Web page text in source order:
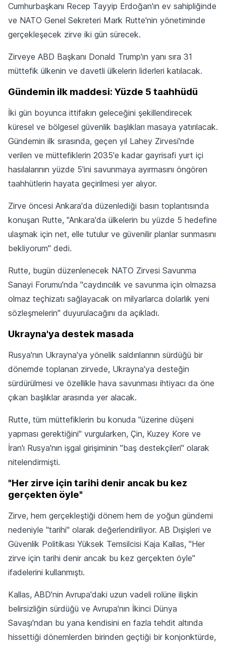
Cumhurbaşkanı Recep Tayyip Erdoğan'ın ev sahipliğinde
ve NATO Genel Sekreteri Mark Rutte'nin yönetiminde
gerçekleşecek zirve iki gün sürecek.
Zirveye ABD Başkanı Donald Trump'ın yanı sıra 31
müttefik ülkenin ve davetli ülkelerin liderleri katılacak.
Gündemin ilk maddesi: Yüzde 5 taahhüdü
İki gün boyunca ittifakın geleceğini şekillendirecek
küresel ve bölgesel güvenlik başlıkları masaya yatırılacak.
Gündemin ilk sırasında, geçen yıl Lahey Zirvesi'nde
verilen ve müttefiklerin 2035'e kadar gayrisafi yurt içi
hasılalarının yüzde 5'ini savunmaya ayırmasını öngören
taahhütlerin hayata geçirilmesi yer alıyor.
Zirve öncesi Ankara'da düzenlediği basın toplantısında
konuşan Rutte, "Ankara'da ülkelerin bu yüzde 5 hedefine
ulaşmak için net, elle tutulur ve güvenilir planlar sunmasını
bekliyorum" dedi.
Rutte, bugün düzenlenecek NATO Zirvesi Savunma
Sanayi Forumu'nda "caydırıcılık ve savunma için olmazsa
olmaz teçhizatı sağlayacak on milyarlarca dolarlık yeni
sözleşmelerin" duyurulacağını da açıkladı.
Ukrayna'ya destek masada
Rusya'nın Ukrayna'ya yönelik saldırılarının sürdüğü bir
dönemde toplanan zirvede, Ukrayna'ya desteğin
sürdürülmesi ve özellikle hava savunması ihtiyacı da öne
çıkan başlıklar arasında yer alacak.
Rutte, tüm müttefiklerin bu konuda "üzerine düşeni
yapması gerektiğini" vurgularken, Çin, Kuzey Kore ve
İran'ı Rusya'nın işgal girişiminin "baş destekçileri" olarak
nitelendirmişti.
"Her zirve için tarihi denir ancak bu kez
gerçekten öyle"
Zirve, hem gerçekleştiği dönem hem de yoğun gündemi
nedeniyle "tarihi" olarak değerlendiriliyor. AB Dışişleri ve
Güvenlik Politikası Yüksek Temsilcisi Kaja Kallas, "Her
zirve için tarihi denir ancak bu kez gerçekten öyle"
ifadelerini kullanmıştı.
Kallas, ABD'nin Avrupa'daki uzun vadeli rolüne ilişkin
belirsizliğin sürdüğü ve Avrupa'nın İkinci Dünya
Savaşı'ndan bu yana kendisini en fazla tehdit altında
hissettiği dönemlerden birinden geçtiği bir konjonktürde,